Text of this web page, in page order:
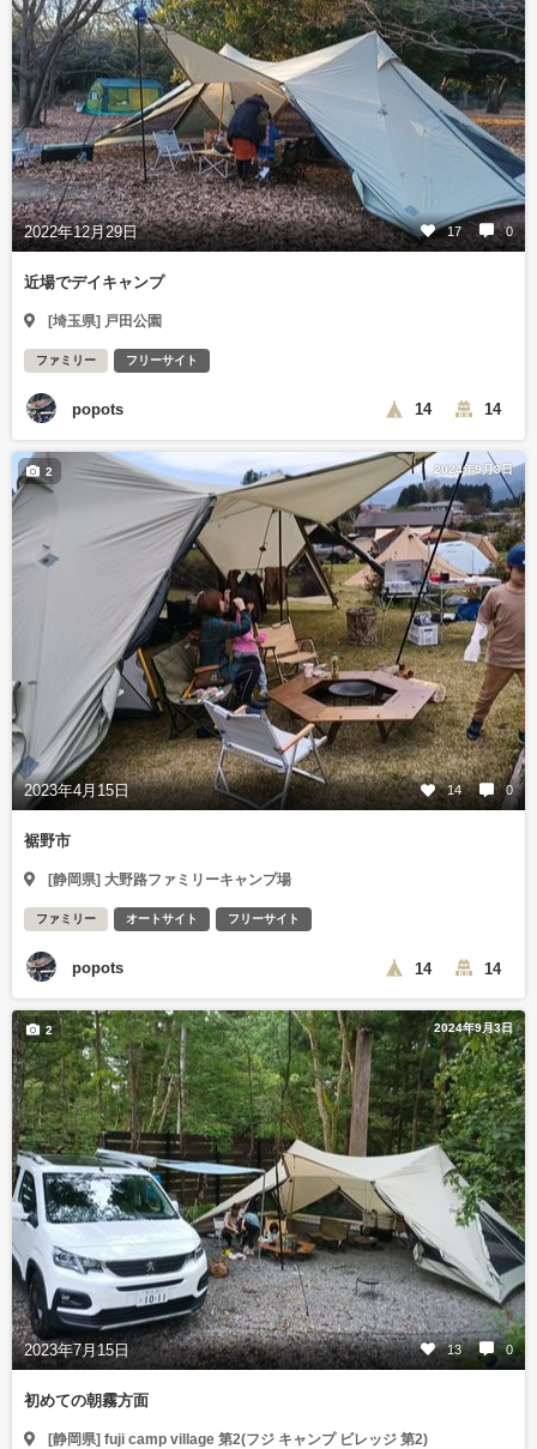
2022年12月29日 17 0
近場でデイキャンプ
[埼玉県] 戸田公園
ファミリー フリーサイト
popots 14 14
2024年9月3日
2023年4月15日 14 0
2
裾野市
[静岡県] 大野路ファミリーキャンプ場
ファミリー オートサイト フリーサイト
popots 14 14
2024年9月3日
2023年7月15日 13 0
2
初めての朝霧方面
[静岡県] fuji camp village 第2(フジ キャンプ ビレッジ 第2)